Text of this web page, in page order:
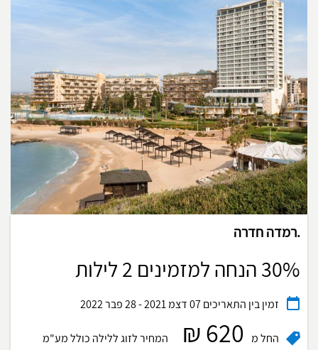
.רמדה חדרה
30% הנחה למזמינים 2 לילות
זמין בין התאריכים
החל מ 620 ₪ המחיר לזוג ללילה כולל מע"מ